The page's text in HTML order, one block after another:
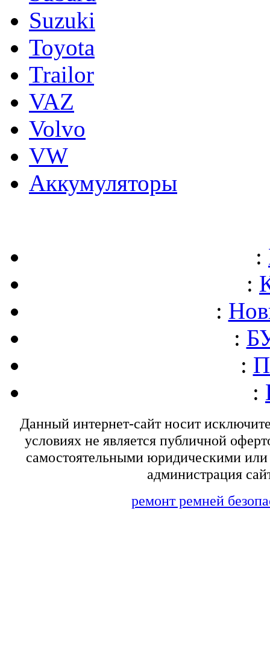
Suzuki
Toyota
Trailor
VAZ
Volvo
VW
Аккумуляторы
:
:
:
:
:
:
Данный интернет-сайт носит
условиях не является публичной
самостоятельными юридическими
администрация
ремонт ремней